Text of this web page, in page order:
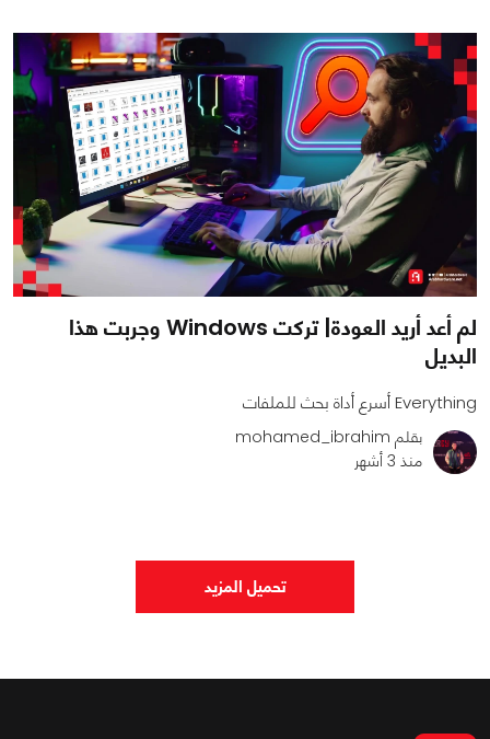
935
0
0
لم أعد أريد العودة| تركت Windows وجربت هذا
البديل
Everything أسرع أداة بحث للملفات
بقلم mohamed_ibrahim
منذ 3 أشهر
تحميل المزيد